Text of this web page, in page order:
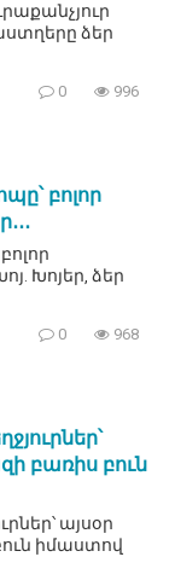
ձեր
0 996
բոլոր
Խոյեր, ձեր
0 968
բառիս բուն
այսօր
իմաստով